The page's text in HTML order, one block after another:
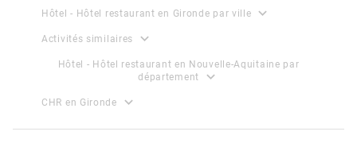
Hôtel - Hôtel restaurant en Gironde par ville expand_more
Activités similaires expand_more
Hôtel - Hôtel restaurant en Nouvelle-Aquitaine par
département
expand_more
CHR en Gironde expand_more